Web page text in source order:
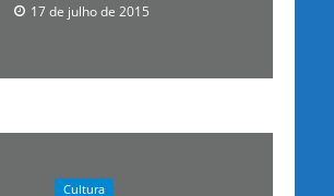
17 de julho de 2015
Cultura